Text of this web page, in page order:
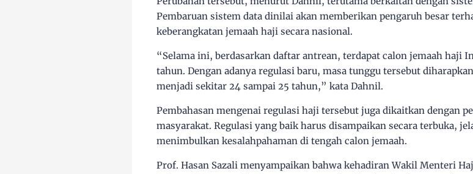
Pembaruan sistem data dinilai akan memberikan pengaruh besar
keberangkatan jemaah haji secara nasional.
“Selama ini, berdasarkan daftar antrean, terdapat calon jemaah haji
tahun. Dengan adanya regulasi baru, masa tunggu tersebut
menjadi sekitar 24 sampai 25 tahun,” kata Dahnil.
Pembahasan mengenai regulasi haji tersebut juga dikaitkan dengan
masyarakat. Regulasi yang baik harus disampaikan secara terbuka,
menimbulkan kesalahpahaman di tengah calon jemaah.
Prof. Hasan Sazali menyampaikan bahwa kehadiran Wakil Menteri